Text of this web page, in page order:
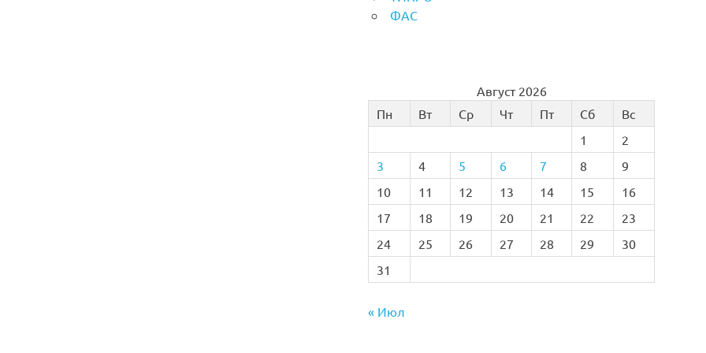
ФАС
Август 2026
Пн
Вт Ср Чт Пт Сб
Вс
1
2
3
4 5 6 7 8
9
10
11 12 13 14 15
16
17
18 19 20 21 22
23
24
25 26 27 28 29
30
31
« Июл